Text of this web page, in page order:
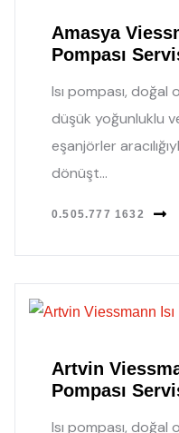
Amasya
Pompası
Isı pompası, doğal
düşük yoğunluklu
eşanjörler
dönüşt...
0.505.777 1632
Artvin
Pompası
Isı pompası, doğal